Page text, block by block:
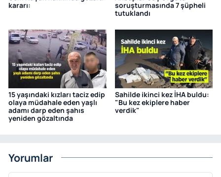
kararı:
soruşturmasında 7 şüpheli
tutuklandı
15 yaşındaki kızları taciz edip
olaya müdahale eden yaşlı
adamı darp eden şahıs
yeniden gözaltında
Sahilde ikinci kez İHA buldu:
"Bu kez ekiplere haber
verdik"
Yorumlar